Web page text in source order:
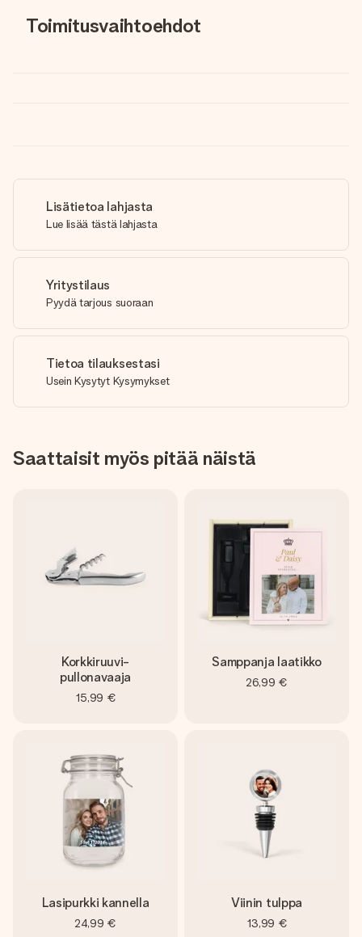
Toimitusvaihtoehdot
Lisätietoa lahjasta
Lue lisää tästä lahjasta
Yritystilaus
Pyydä tarjous suoraan
Tietoa tilauksestasi
Usein Kysytyt Kysymykset
Saattaisit myös pitää näistä
Korkkiruuvi-
pullonavaaja
15,99 €
Samppanja laatikko
26,99 €
Lasipurkki kannella
24,99 €
Viinin tulppa
13,99 €